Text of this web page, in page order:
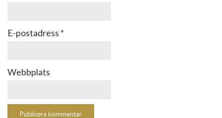
E-postadress *
Webbplats